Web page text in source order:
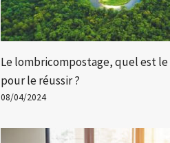
Le lombricompostage, quel est
pour le réussir ?
08/04/2024